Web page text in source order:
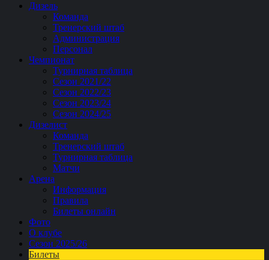
Дизель
Команда
Тренерский штаб
Администрация
Персонал
Чемпионат
Турнирная таблица
Сезон 2021/22
Сезон 2022/23
Сезон 2023/24
Сезон 2024/25
Дизелист
Команда
Тренерский штаб
Турнирная таблица
Матчи
Арена
Информация
Правила
Билеты онлайн
Фото
О клубе
Сезон 2025/26
Билеты